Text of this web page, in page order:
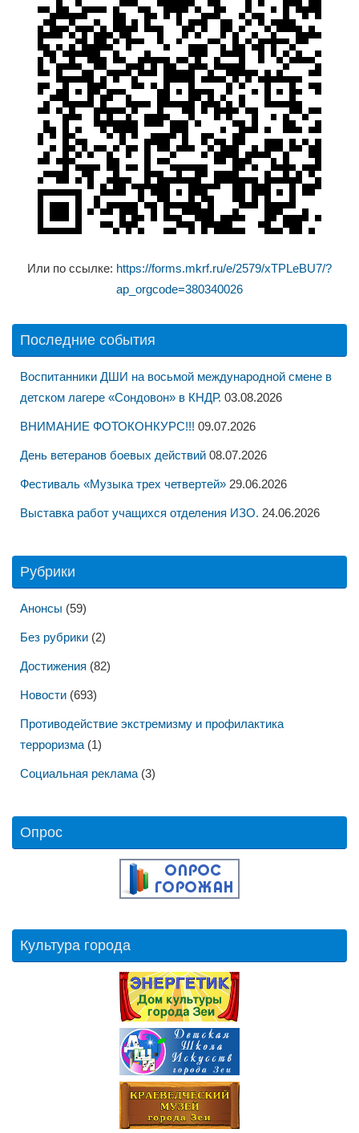
Или по ссылке: https://forms.mkrf.ru/e/2579/xTPLeBU7/?
ap_orgcode=380340026
Последние события
Воспитанники ДШИ на восьмой международной смене в
детском лагере «Сондовон» в КНДР. 03.08.2026
ВНИМАНИЕ ФОТОКОНКУРС!!! 09.07.2026
День ветеранов боевых действий 08.07.2026
Фестиваль «Музыка трех четвертей» 29.06.2026
Выставка работ учащихся отделения ИЗО. 24.06.2026
Рубрики
Анонсы (59)
Без рубрики (2)
Достижения (82)
Новости (693)
Противодействие экстремизму и профилактика
терроризма (1)
Социальная реклама (3)
Опрос
Культура города